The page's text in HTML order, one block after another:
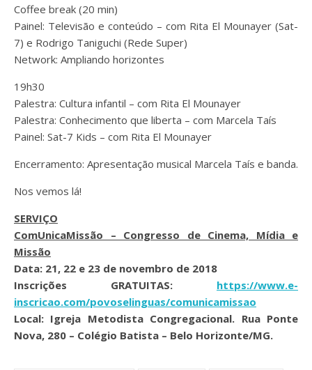
Coffee break (20 min)
Painel: Televisão e conteúdo – com Rita El Mounayer (Sat-
7) e Rodrigo Taniguchi (Rede Super)
Network: Ampliando horizontes
19h30
Palestra: Cultura infantil – com Rita El Mounayer
Palestra: Conhecimento que liberta – com Marcela Taís
Painel: Sat-7 Kids – com Rita El Mounayer
Encerramento: Apresentação musical Marcela Taís e banda.
Nos vemos lá!
SERVIÇO
ComUnicaMissão – Congresso de Cinema, Mídia e
Missão
Data: 21, 22 e 23 de novembro de 2018
Inscrições GRATUITAS: https://www.e-
inscricao.com/povoselinguas/comunicamissao
Local: Igreja Metodista Congregacional. Rua Ponte
Nova, 280 – Colégio Batista – Belo Horizonte/MG.